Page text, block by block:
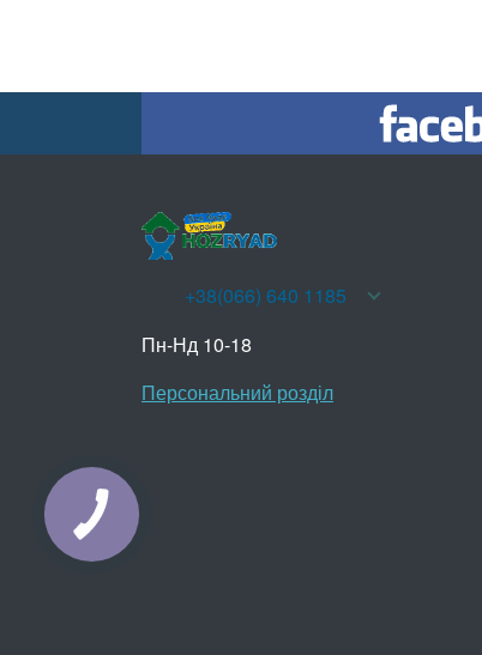
+38(066) 640 1185
Пн-Нд 10-18
Персональний розділ
КНОПКА
ЗВ'ЯЗКУ